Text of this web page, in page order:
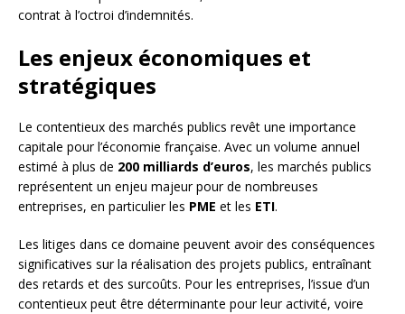
contrat à l’octroi d’indemnités.
Les enjeux économiques et
stratégiques
Le contentieux des marchés publics revêt une importance
capitale pour l’économie française. Avec un volume annuel
estimé à plus de 200 milliards d’euros, les marchés publics
représentent un enjeu majeur pour de nombreuses
entreprises, en particulier les PME et les ETI.
Les litiges dans ce domaine peuvent avoir des conséquences
significatives sur la réalisation des projets publics, entraînant
des retards et des surcoûts. Pour les entreprises, l’issue d’un
contentieux peut être déterminante pour leur activité, voire